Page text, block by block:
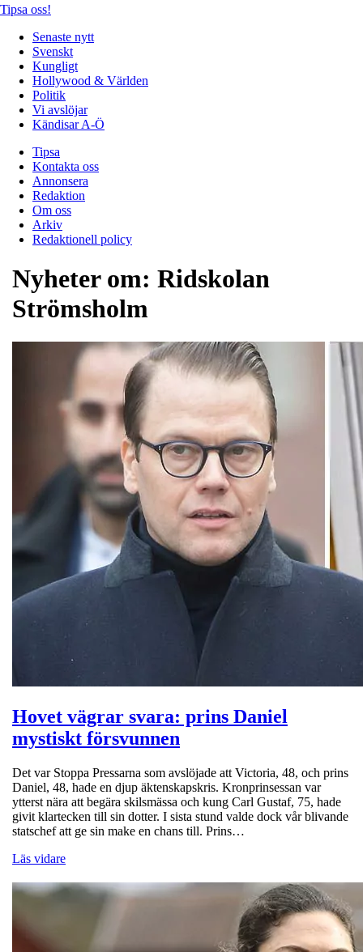
Tipsa oss!
Senaste nytt
Svenskt
Kungligt
Hollywood & Världen
Politik
Vi avslöjar
Kändisar A-Ö
Tipsa
Kontakta oss
Annonsera
Redaktion
Om oss
Arkiv
Redaktionell policy
Nyheter om: Ridskolan
Strömsholm
Hovet vägrar svara: prins Daniel
mystiskt försvunnen
Det var Stoppa Pressarna som avslöjade att Victoria, 48, och prins
Daniel, 48, hade en djup äktenskapskris. Kronprinsessan var
ytterst nära att begära skilsmässa och kung Carl Gustaf, 75, hade
givit klartecken till sin dotter. I sista stund valde dock vår blivande
statschef att ge sin make en chans till. Prins…
Läs vidare